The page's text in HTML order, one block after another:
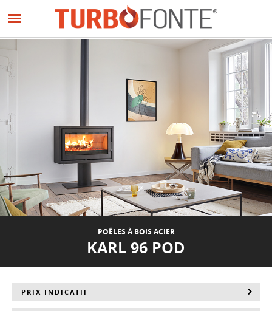
au
PRÉCÉDENT
POÊLES À BOIS ACIER
KARL 96 POD
PRIX INDICATIF
Panneau de gestion des cookies